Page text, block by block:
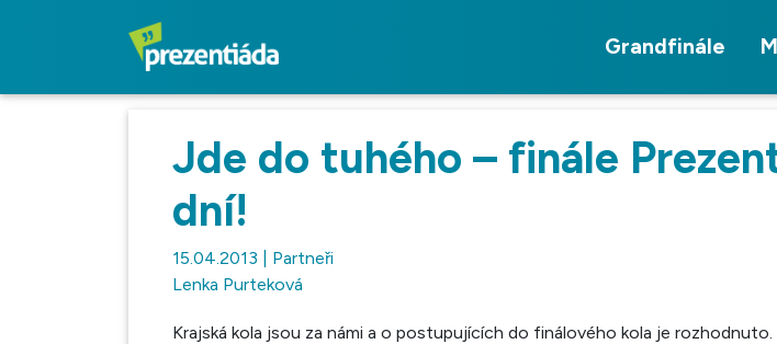
Grandfinále
Jde do tuhého – finále
dní!
15.04.2013 | Partneři
Lenka Purteková
Krajská kola jsou za námi a o postupujících do finálového kola je